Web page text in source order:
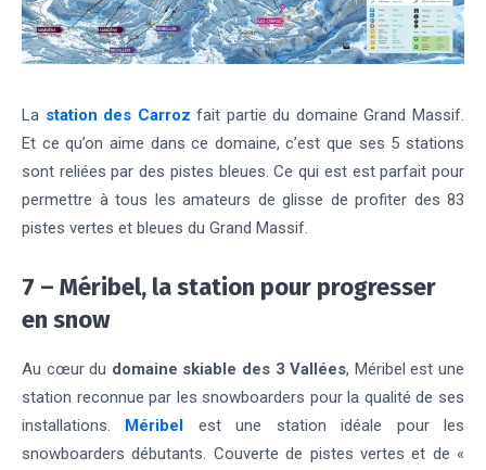
La station des Carroz fait partie du domaine Grand Massif.
Et ce qu’on aime dans ce domaine, c’est que ses 5 stations
sont reliées par des pistes bleues. Ce qui est est parfait pour
permettre à tous les amateurs de glisse de profiter des 83
pistes vertes et bleues du Grand Massif.
7 – Méribel, la station pour progresser
en snow
Au cœur du domaine skiable des 3 Vallées, Méribel est une
station reconnue par les snowboarders pour la qualité de ses
installations. Méribel est une station idéale pour les
snowboarders débutants. Couverte de pistes vertes et de «